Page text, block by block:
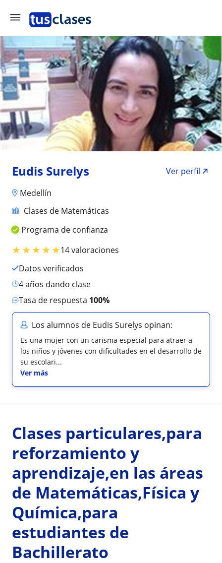
Eudis Surelys
Ver perfil
Medellín
Clases de Matemáticas
Programa de confianza
★★★★★14 valoraciones
Datos verificados
4 años dando clase
Tasa de respuesta 100%
Los alumnos de Eudis Surelys opinan:
Es una mujer con un carisma especial para atraer a
los niños y jóvenes con dificultades en el desarrollo de
su escolari...
Ver más
Clases particulares,para
reforzamiento y
aprendizaje,en las áreas
de Matemáticas,Física y
Química,para
estudiantes de
Bachillerato